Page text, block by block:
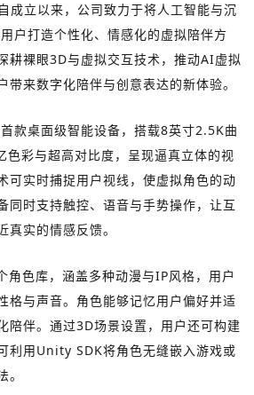
成立以来，公司致力于将人工智能与沉
户打造个性化、情感化的虚拟陪伴方
耕裸眼3D与虚拟交互技术，推动AI虚拟
带来数字化陪伴与创意表达的新体验。
款桌面级智能设备，搭载8英寸2.5K曲
色彩与超高对比度，呈现逼真立体的视
可实时捕捉用户视线，使虚拟角色的动
同时支持触控、语音与手势操作，让互
实的情感反馈。
色库，涵盖多种动漫与IP风格，用户
格与声音。角色能够记忆用户偏好并适
陪伴。通过3D场景设置，用户还可构建
利用Unity SDK将角色无缝嵌入游戏或